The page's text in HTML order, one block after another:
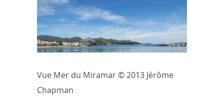
Vue Mer du Miramar © 2013 Jérôme
Chapman